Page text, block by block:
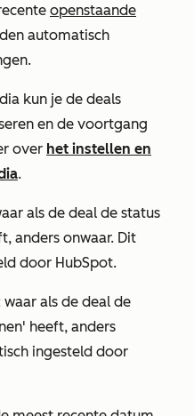
openstaande
automatisch
kun je de deals
en de voortgang
over het instellen en
.
als de deal de status
anders onwaar. Dit
door HubSpot.
waar als de deal de
heeft, anders
ingesteld door